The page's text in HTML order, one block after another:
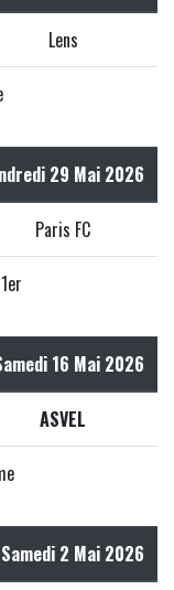
Lens
29 Mai 2026
Paris FC
16 Mai 2026
ASVEL
Samedi 2 Mai 2026